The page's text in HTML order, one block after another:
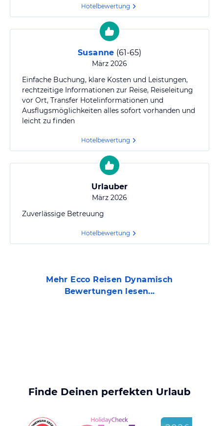
Hotelbewertung
Susanne (61-65)
März 2026
Einfache Buchung, klare Kosten und Leistungen,
rechtzeitige Informationen zur Reise, Reiseleitung
vor Ort, Transfer Hotelinformationen und
Ausflugsmöglichkeiten alles sofort vorhanden und
leicht zu finden
Hotelbewertung
Urlauber
März 2026
Zuverlässige Betreuung
Hotelbewertung
Mehr Ecco Reisen Dynamisch
Bewertungen lesen...
Finde Deinen perfekten Urlaub